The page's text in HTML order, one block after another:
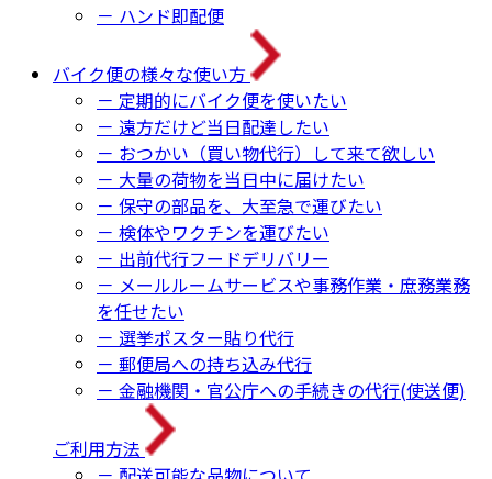
－ ハンド即配便
バイク便の様々な使い方
－ 定期的にバイク便を使いたい
－ 遠方だけど当日配達したい
－ おつかい（買い物代行）して来て欲しい
－ 大量の荷物を当日中に届けたい
－ 保守の部品を、大至急で運びたい
－ 検体やワクチンを運びたい
－ 出前代行フードデリバリー
－ メールルームサービスや事務作業・庶務業務
を任せたい
－ 選挙ポスター貼り代行
－ 郵便局への持ち込み代行
－ 金融機関・官公庁への手続きの代行(使送便)
ご利用方法